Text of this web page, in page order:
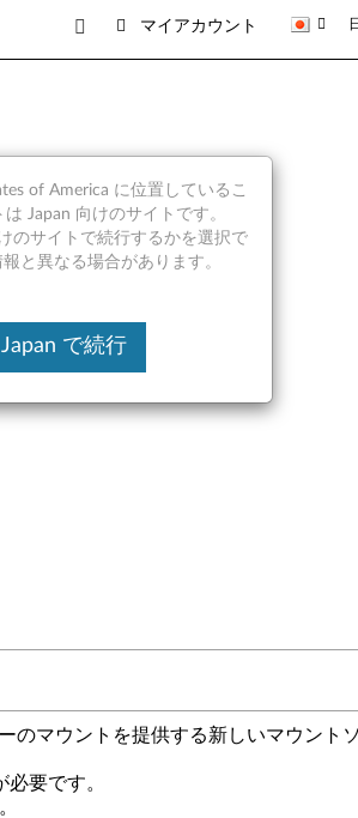
マイアカウント
キット II
マウントを提供する新しいマウント
要です。
of America に位置しているこ
Japan 向けのサイトです。
のサイトで続行するかを選択で
と異なる場合があります。
Japan で続行